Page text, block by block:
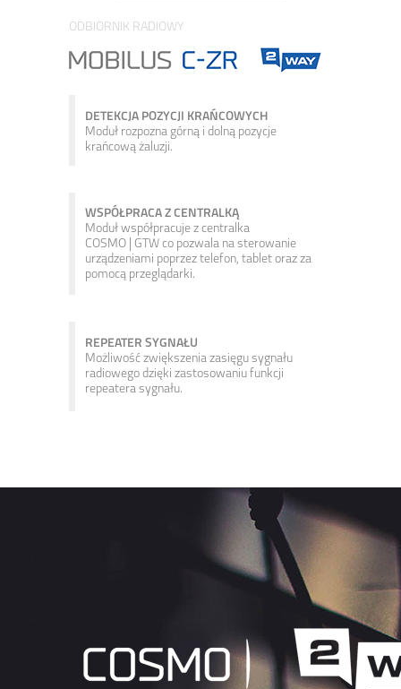
ODBIORNIK RADIOWY
DETEKCJA POZYCJI KRAŃCOWYCH
Moduł rozpozna górną i dolną pozycje
krańcową żaluzji.
WSPÓŁPRACA Z CENTRALKĄ
Moduł współpracuje z centralka
COSMO | GTW co pozwala na sterowanie
urządzeniami poprzez telefon, tablet oraz za
pomocą przeglądarki.
REPEATER SYGNAŁU
Możliwość zwiększenia zasięgu sygnału
radiowego dzięki zastosowaniu funkcji
repeatera sygnału.